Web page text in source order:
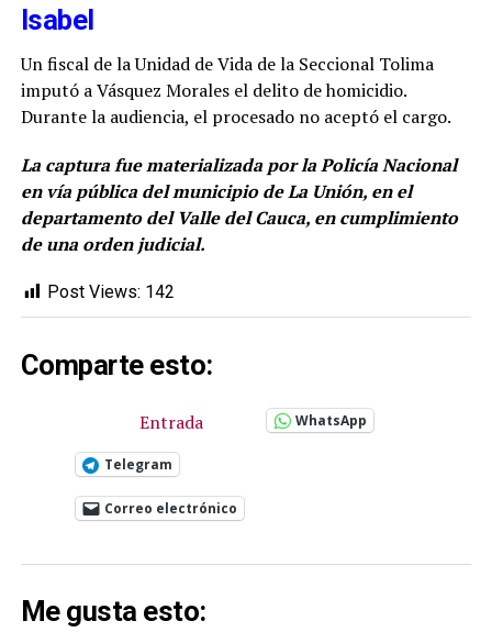
Isabel
Un fiscal de la Unidad de Vida de la Seccional Tolima
imputó a Vásquez Morales el delito de homicidio.
Durante la audiencia, el procesado no aceptó el cargo.
La captura fue materializada por la Policía Nacional
en vía pública del municipio de La Unión, en el
departamento del Valle del Cauca, en cumplimiento
de una orden judicial.
Post Views: 142
Comparte esto:
Entrada WhatsApp
Telegram
Correo electrónico
Me gusta esto: